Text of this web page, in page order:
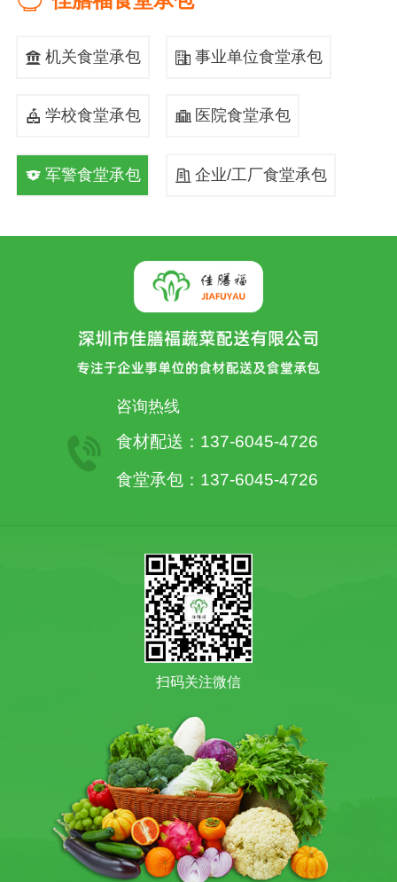
 机关食堂承包  事业单位食堂承包
 学校食堂承包  医院食堂承包
 军警食堂承包  企业/工厂食堂承包
咨询热线
食材配送：137-6045-4726
食堂承包：137-6045-4726
扫码关注微信